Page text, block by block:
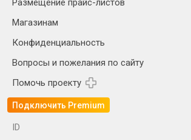
Размещение прайс-листов
Магазинам
Конфиденциальность
Вопросы и пожелания по сайту
Помочь проекту
Подключить Premium
ID